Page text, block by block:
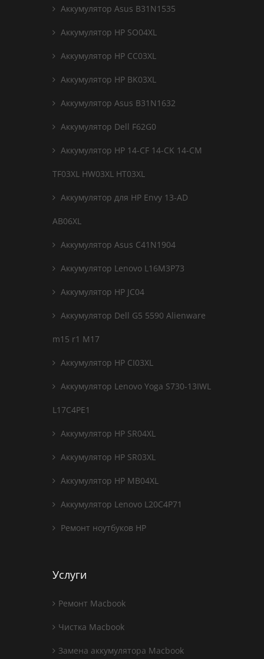
Аккумулятор Asus B31N1535
Аккумулятор HP SO04XL
Аккумулятор HP CC03XL
Аккумулятор HP BK03XL
Аккумулятор Asus B31N1632
Аккумулятор Dell F62G0
Аккумулятор HP 14-CF 14-CK 14-CM
TF03XL HW03XL HT03XL
Аккумулятор для HP Envy 13-AD
AB06XL
Аккумулятор Asus C41N1904
Аккумулятор Lenovo L16M3P73
Аккумулятор HP JC04
Аккумулятор Dell G5 5590 Alienware
m15 r1 M17
Аккумулятор HP CI03XL
Аккумулятор Lenovo Yoga S730-13IWL
L17C4PE1
Аккумулятор HP SR04XL
Аккумулятор HP SR03XL
Аккумулятор HP MB04XL
Аккумулятор Lenovo L20C4P71
Ремонт ноутбуков HP
Услуги
Ремонт Macbook
Чистка Macbook
Замена аккумулятора Macbook